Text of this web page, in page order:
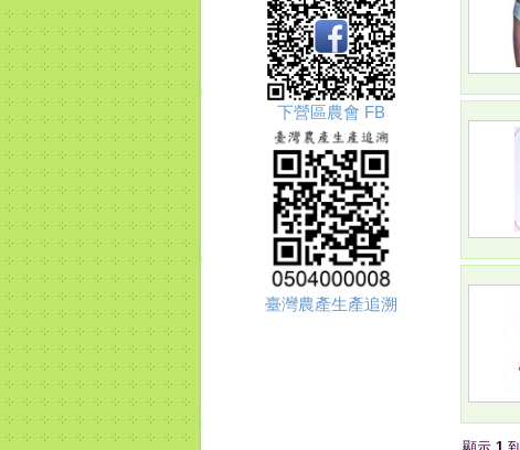
下營區農會 FB
臺灣農產生產追溯